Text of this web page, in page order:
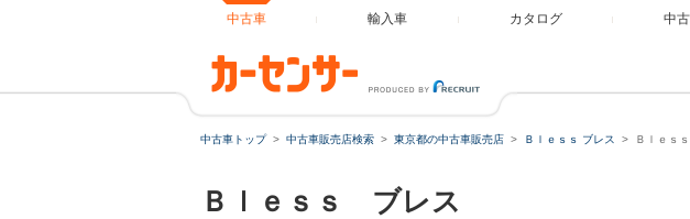
中古車 輸入車 カタログ 中
中古車トップ 中古車販売店検索 東京都の中古車販売店 Ｂｌｅｓｓ ブレス Ｂｌｅｓ
Ｂｌｅｓｓ ブレス